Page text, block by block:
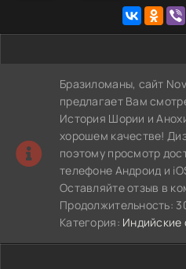
Бразиломаны, сайт
предлагает Вам
История Шории и
хорошем качестве!
поэтому просмотр
телефоне Андроид и
Оставляйте отзыв в
Продолжительность:
Категория: Индийские